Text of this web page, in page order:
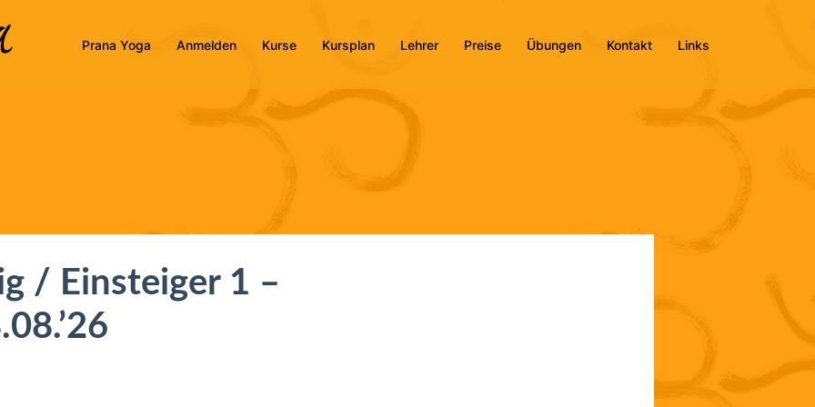
Prana Yoga Anmelden Kurse Kursplan Lehrer Preise Übungen Kontakt Links
/ Einsteiger 1 –